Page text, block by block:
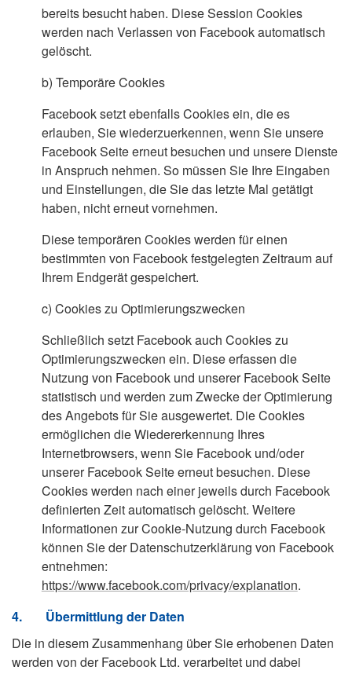
bereits besucht haben. Diese Session Cookies
werden nach Verlassen von Facebook automatisch
gelöscht.
b) Temporäre Cookies
Facebook setzt ebenfalls Cookies ein, die es
erlauben, Sie wiederzuerkennen, wenn Sie unsere
Facebook Seite erneut besuchen und unsere Dienste
in Anspruch nehmen. So müssen Sie Ihre Eingaben
und Einstellungen, die Sie das letzte Mal getätigt
haben, nicht erneut vornehmen.
Diese temporären Cookies werden für einen
bestimmten von Facebook festgelegten Zeitraum auf
Ihrem Endgerät gespeichert.
c) Cookies zu Optimierungszwecken
Schließlich setzt Facebook auch Cookies zu
Optimierungszwecken ein. Diese erfassen die
Nutzung von Facebook und unserer Facebook Seite
statistisch und werden zum Zwecke der Optimierung
des Angebots für Sie ausgewertet. Die Cookies
ermöglichen die Wiedererkennung Ihres
Internetbrowsers, wenn Sie Facebook und/oder
unserer Facebook Seite erneut besuchen. Diese
Cookies werden nach einer jeweils durch Facebook
definierten Zeit automatisch gelöscht. Weitere
Informationen zur Cookie-Nutzung durch Facebook
können Sie der Datenschutzerklärung von Facebook
entnehmen:
https://www.facebook.com/privacy/explanation.
4.
Übermittlung der Daten
Die in diesem Zusammenhang über Sie erhobenen Daten
werden von der Facebook Ltd. verarbeitet und dabei